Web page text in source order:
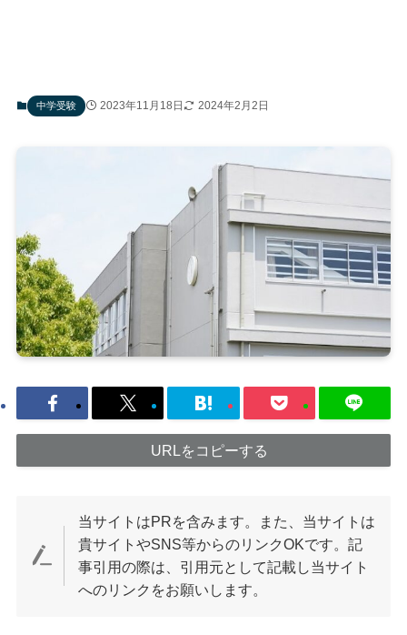
中学受験 2023年11月18日 2024年2月2日
URLをコピーする
当サイトはPRを含みます。また、当サイトは
貴サイトやSNS等からのリンクOKです。記
事引用の際は、引用元として記載し当サイト
へのリンクをお願いします。